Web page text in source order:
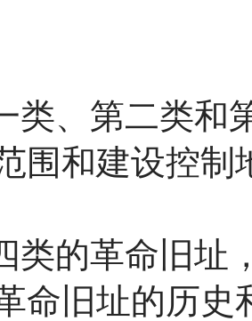
类、第二类和
围和建设控制
类的革命旧址
命旧址的历史